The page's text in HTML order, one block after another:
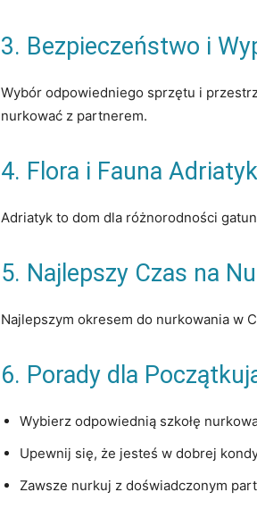
3. Bezpieczeństwo i
Wybór odpowiedniego sprzętu i
nurkować z partnerem.
4. Flora i Fauna
Adriatyk to dom dla różnorodności
5. Najlepszy Czas na
Najlepszym okresem do nurkowania w
6. Porady dla
Wybierz odpowiednią szkołę
Upewnij się, że jesteś w dobrej
Zawsze nurkuj z doświadczonym